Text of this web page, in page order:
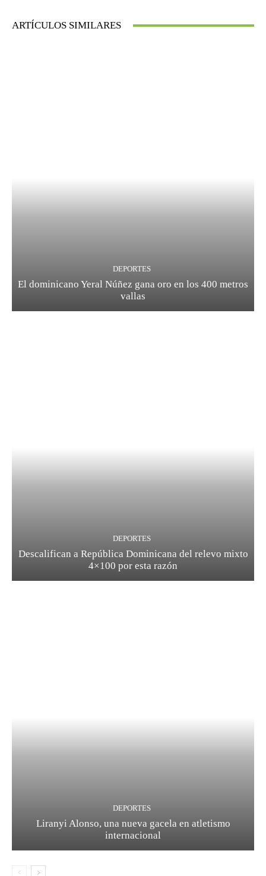
ARTÍCULOS SIMILARES
DEPORTES
El dominicano Yeral Núñez gana oro en los 400 metros
vallas
DEPORTES
Descalifican a República Dominicana del relevo mixto
4×100 por esta razón
DEPORTES
Liranyi Alonso, una nueva gacela en atletismo
internacional